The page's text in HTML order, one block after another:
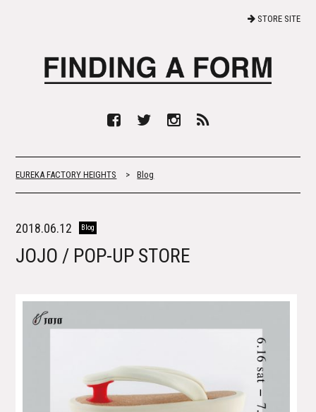
STORE SITE
EUREKA FACTORY HEIGHTS > Blog
2018.06.12 Blog
JOJO / POP-UP STORE